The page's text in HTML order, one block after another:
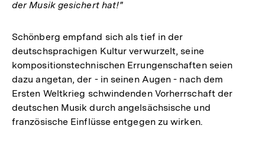
der Musik gesichert hat!"
Schönberg empfand sich als tief in der
deutschsprachigen Kultur verwurzelt, seine
kompositionstechnischen Errungenschaften seien
dazu angetan, der - in seinen Augen - nach dem
Ersten Weltkrieg schwindenden Vorherrschaft der
deutschen Musik durch angelsächsische und
französische Einflüsse entgegen zu wirken.